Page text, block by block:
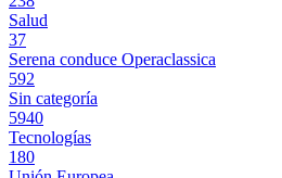
Salud
37
Serena conduce Operaclassica
592
Sin categoría
5940
Tecnologías
180